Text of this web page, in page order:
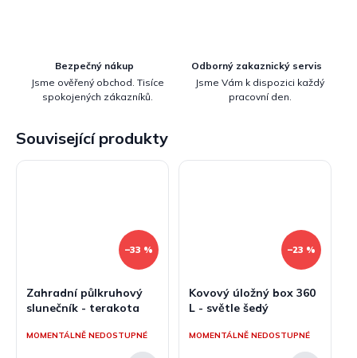
Bezpečný nákup
Jsme ověřený obchod. Tisíce
spokojených zákazníků.
Odborný zakaznický servis
Jsme Vám k dispozici každý
pracovní den.
Související produkty
–33 %
Zahradní půlkruhový
slunečník - terakota
MOMENTÁLNĚ NEDOSTUPNÉ
–23 %
Kovový úložný box 360
L - světle šedý
MOMENTÁLNĚ NEDOSTUPNÉ